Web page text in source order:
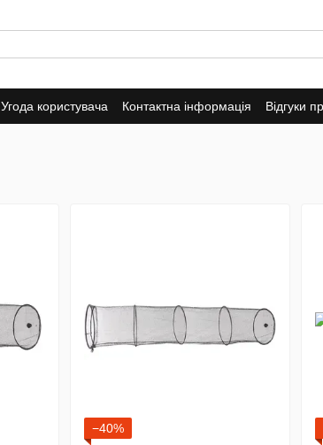
Угода користувача Контактна інформація Відгуки
−40%